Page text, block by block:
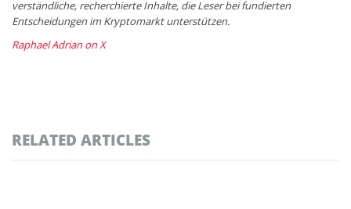
verständliche, recherchierte Inhalte, die Leser bei fundierten
Entscheidungen im Kryptomarkt unterstützen.
Raphael Adrian on X
RELATED ARTICLES